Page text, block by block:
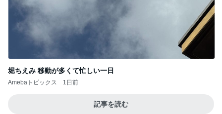
堀ちえみ 移動が多くて忙しい一日
Amebaトピックス 1日前
記事を読む